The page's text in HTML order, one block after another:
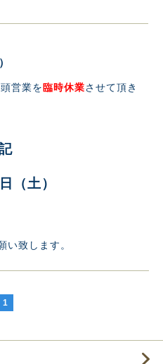
営業を臨時休業させて頂き
（土）
い致します。
1